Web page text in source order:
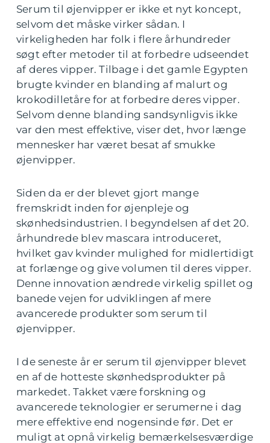
Serum til øjenvipper er ikke et nyt koncept,
selvom det måske virker sådan. I
virkeligheden har folk i flere århundreder
søgt efter metoder til at forbedre udseendet
af deres vipper. Tilbage i det gamle Egypten
brugte kvinder en blanding af malurt og
krokodilletåre for at forbedre deres vipper.
Selvom denne blanding sandsynligvis ikke
var den mest effektive, viser det, hvor længe
mennesker har været besat af smukke
øjenvipper.
Siden da er der blevet gjort mange
fremskridt inden for øjenpleje og
skønhedsindustrien. I begyndelsen af det 20.
århundrede blev mascara introduceret,
hvilket gav kvinder mulighed for midlertidigt
at forlænge og give volumen til deres vipper.
Denne innovation ændrede virkelig spillet og
banede vejen for udviklingen af mere
avancerede produkter som serum til
øjenvipper.
I de seneste år er serum til øjenvipper blevet
en af de hotteste skønhedsprodukter på
markedet. Takket være forskning og
avancerede teknologier er serumerne i dag
mere effektive end nogensinde før. Det er
muligt at opnå virkelig bemærkelsesværdige